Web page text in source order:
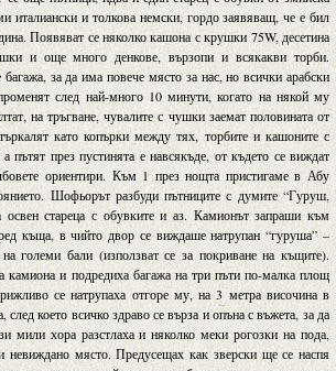
италиански и толкова немски, гордо заявяващ, че е бил
Появяват се няколко кашона с крушки 75W, десетина
и още много денкове, вързопи и всякакви торби.
за да има повече място за нас, но всички арабски
след най-много 10 минути, когато на някой му
на тръгване, чувалите с чушки заемат половината от
като копърки между тях, торбите и кашоните с
пътят през пустинята е навсякъде, от където се виждат
ориентири. Към 1 през нощта пристигаме в Абу
Шофьорът разбуди пътниците с думите “Гуруш,
освен стареца с обувките и аз. Камионът запраши към
къща, в чийто двор се виждаше натрупан “гуруша” –
големи бали (използват се за покриване на къщите).
камиона и подредиха багажа на три пъти по-малка площ
се натрупаха отгоре му, на 3 метра височина в
след което всичко здраво се върза и опъна с въжета, за да
мили хора разстлаха и няколко меки рогозки на пода,
невиждано място. Предусещах как зверски ще се наспя